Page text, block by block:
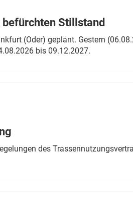
Stillstand
(Oder) geplant. Gestern
bis 09.12.2027.
des